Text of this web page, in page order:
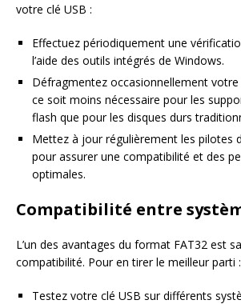
votre clé USB :
Effectuez périodiquement une
l’aide des outils intégrés de Windows.
Défragmentez occasionnellement votre
ce soit moins nécessaire pour les
flash que pour les disques durs
Mettez à jour régulièrement les pilotes
pour assurer une compatibilité et des
optimales.
Compatibilité entre
L’un des avantages du format FAT32 est
compatibilité. Pour en tirer le meilleur parti :
Testez votre clé USB sur différents